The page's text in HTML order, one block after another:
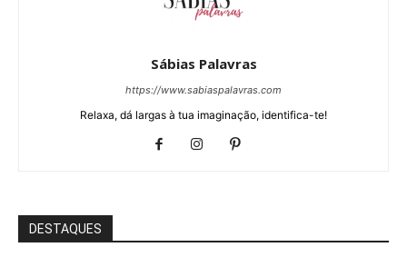
Sábias Palavras
https://www.sabiaspalavras.com
Relaxa, dá largas à tua imaginação, identifica-te!
DESTAQUES